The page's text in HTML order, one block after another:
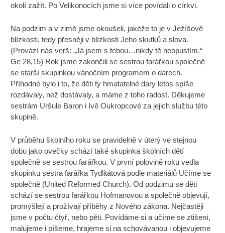
okolí zažít. Po Velikonocích jsme si více povídali o církvi.
Na podzim a v zimě jsme okoušeli, jakéže to je v Ježíšově
blízkosti, tedy přesněji v blízkosti Jeho skutků a slova.
(Provází nás verš: „Já jsem s tebou…nikdy tě neopustím.“
Ge 28,15) Rok jsme zakončili se sestrou farářkou společně
se starší skupinkou vánočním programem o darech.
Příhodné bylo i to, že děti ty hmatatelné dary letos spíše
rozdávaly, než dostávaly, a máme z toho radost. Děkujeme
sestrám Uršule Baron i Ivě Oukropcové za jejich službu této
skupině.
V průběhu školního roku se pravidelně v úterý ve stejnou
dobu jako ovečky schází také skupinka školních dětí
společně se sestrou farářkou. V první polovině roku vedla
skupinku sestra farářka Tydlitátová podle materiálů Učíme se
společně (United Reformed Church). Od podzimu se děti
schází se sestrou farářkou Hofmanovou a společně objevují,
promýšlejí a prožívají příběhy z Nového zákona. Nejčastěji
jsme v počtu čtyř, nebo pěti. Povídáme si a učíme se ztišení,
malujeme i píšeme, hrajeme si na schovávanou i objevujeme